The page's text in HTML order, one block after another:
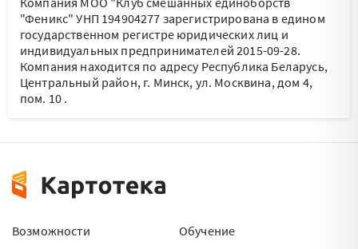
"Феникс" УНП 194904277 зарегистрирована в едином
государственном регистре юридических лиц и
индивидуальных предпринимателей 2015-09-28.
Компания находится по адресу Республика Беларусь,
Центральный район, г. Минск, ул. Москвина, дом 4,
пом. 10 .
Возможности
Обучение